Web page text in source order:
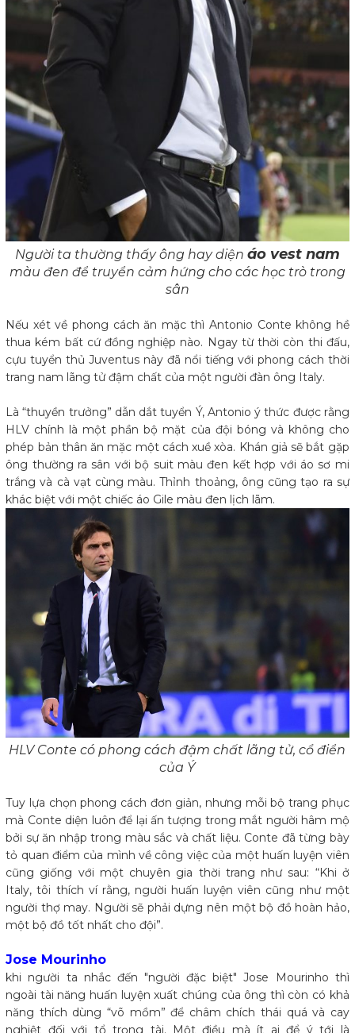
Người ta thường thấy ông hay diện áo vest nam
màu đen để truyển cảm hứng cho các học trò trong
sân
Nếu xét về phong cách ăn mặc thì Antonio Conte không hề
thua kém bất cứ đồng nghiệp nào. Ngay từ thời còn thi đấu,
cựu tuyển thủ Juventus này đã nổi tiếng với phong cách thời
trang nam lãng tử đậm chất của một người đàn ông Italy.
Là “thuyền trưởng” dẫn dắt tuyển Ý, Antonio ý thức được rằng
HLV chính là một phần bộ mặt của đội bóng và không cho
phép bản thân ăn mặc một cách xuề xòa. Khán giả sẽ bắt gặp
ông thường ra sân với bộ suit màu đen kết hợp với áo sơ mi
trắng và cà vạt cùng màu. Thỉnh thoảng, ông cũng tạo ra sự
khác biệt với một chiếc áo Gile màu đen lịch lãm.
HLV Conte có phong cách đậm chất lãng tử, cổ điển
của Ý
Tuy lựa chọn phong cách đơn giản, nhưng mỗi bộ trang phục
mà Conte diện luôn để lại ấn tượng trong mắt người hâm mộ
bởi sự ăn nhập trong màu sắc và chất liệu. Conte đã từng bày
tỏ quan điểm của mình về công việc của một huấn luyện viên
cũng giống với một chuyên gia thời trang như sau: “Khi ở
Italy, tôi thích ví rằng, người huấn luyện viên cũng như một
người thợ may. Người sẽ phải dựng nên một bộ đồ hoàn hảo,
một bộ đồ tốt nhất cho đội”.
Jose Mourinho
khi người ta nhắc đến "người đặc biệt" Jose Mourinho thì
ngoài tài năng huấn luyện xuất chúng của ông thì còn có khả
năng thích dùng “võ mồm” để châm chích thái quá và cay
nghiệt đối với tổ trọng tài. Một điều mà ít ai để ý tới là